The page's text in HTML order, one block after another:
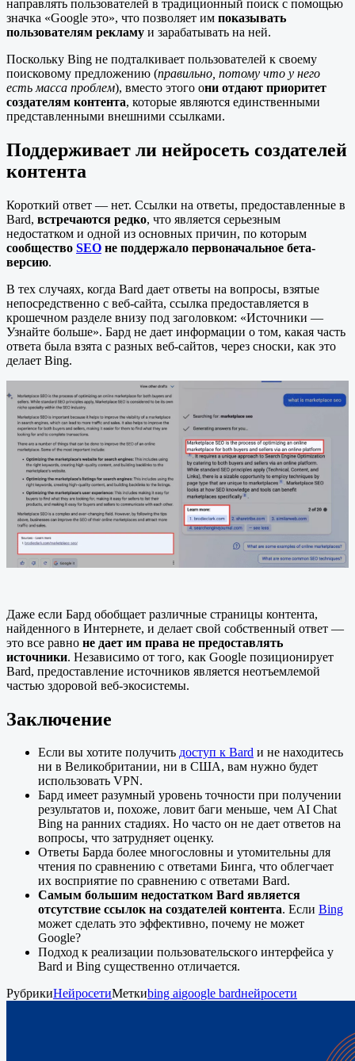
направлять пользователей в традиционный поиск с помощью
значка «Google это», что позволяет им показывать
пользователям рекламу и зарабатывать на ней.
Поскольку Bing не подталкивает пользователей к своему
поисковому предложению (правильно, потому что у него
есть масса проблем), вместо этого они отдают приоритет
создателям контента, которые являются единственными
представленными внешними ссылками.
Поддерживает ли нейросеть создателей
контента
Короткий ответ — нет. Ссылки на ответы, предоставленные в
Bard, встречаются редко, что является серьезным
недостатком и одной из основных причин, по которым
сообщество SEO не поддержало первоначальное бета-
версию.
В тех случаях, когда Bard дает ответы на вопросы, взятые
непосредственно с веб-сайта, ссылка предоставляется в
крошечном разделе внизу под заголовком: «Источники —
Узнайте больше». Бард не дает информации о том, какая часть
ответа была взята с разных веб-сайтов, через сноски, как это
делает Bing.
Даже если Бард обобщает различные страницы контента,
найденного в Интернете, и делает свой собственный ответ —
это все равно не дает им права не предоставлять
источники. Независимо от того, как Google позиционирует
Bard, предоставление источников является неотъемлемой
частью здоровой веб-экосистемы.
Заключение
Если вы хотите получить доступ к Bard и не находитесь
ни в Великобритании, ни в США, вам нужно будет
использовать VPN.
Бард имеет разумный уровень точности при получении
результатов и, похоже, ловит баги меньше, чем AI Chat
Bing на ранних стадиях. Но часто он не дает ответов на
вопросы, что затрудняет оценку.
Ответы Барда более многословны и утомительны для
чтения по сравнению с ответами Бинга, что облегчает
их восприятие по сравнению с ответами Bard.
Самым большим недостатком Bard является
отсутствие ссылок на создателей контента. Если Bing
может сделать это эффективно, почему не может
Google?
Подход к реализации пользовательского интерфейса у
Bard и Bing существенно отличается.
РубрикиНейросетиМеткиbing aigoogle bardнейросети